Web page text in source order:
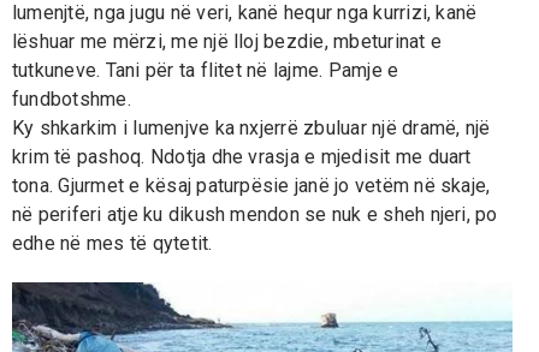
lumenjtë, nga jugu në veri, kanë hequr nga kurrizi, kanë
lëshuar me mërzi, me një lloj bezdie, mbeturinat e
tutkuneve. Tani për ta flitet në lajme. Pamje e
fundbotshme.
Ky shkarkim i lumenjve ka nxjerrë zbuluar një dramë, një
krim të pashoq. Ndotja dhe vrasja e mjedisit me duart
tona. Gjurmet e kësaj paturpësie janë jo vetëm në skaje,
në periferi atje ku dikush mendon se nuk e sheh njeri, po
edhe në mes të qytetit.